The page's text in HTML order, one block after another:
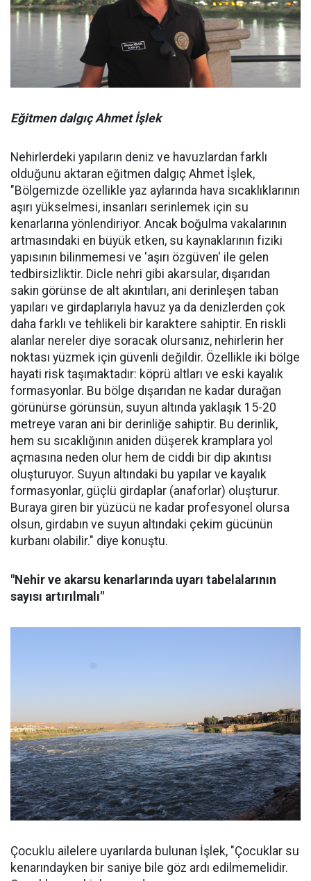
Eğitmen dalgıç Ahmet İşlek
Nehirlerdeki yapıların deniz ve havuzlardan farklı
olduğunu aktaran eğitmen dalgıç Ahmet İşlek,
"Bölgemizde özellikle yaz aylarında hava sıcaklıklarının
aşırı yükselmesi, insanları serinlemek için su
kenarlarına yönlendiriyor. Ancak boğulma vakalarının
artmasındaki en büyük etken, su kaynaklarının fiziki
yapısının bilinmemesi ve 'aşırı özgüven' ile gelen
tedbirsizliktir. Dicle nehri gibi akarsular, dışarıdan
sakin görünse de alt akıntıları, ani derinleşen taban
yapıları ve girdaplarıyla havuz ya da denizlerden çok
daha farklı ve tehlikeli bir karaktere sahiptir. En riskli
alanlar nereler diye soracak olursanız, nehirlerin her
noktası yüzmek için güvenli değildir. Özellikle iki bölge
hayati risk taşımaktadır: köprü altları ve eski kayalık
formasyonlar. Bu bölge dışarıdan ne kadar durağan
görünürse görünsün, suyun altında yaklaşık 15-20
metreye varan ani bir derinliğe sahiptir. Bu derinlik,
hem su sıcaklığının aniden düşerek kramplara yol
açmasına neden olur hem de ciddi bir dip akıntısı
oluşturuyor. Suyun altındaki bu yapılar ve kayalık
formasyonlar, güçlü girdaplar (anaforlar) oluşturur.
Buraya giren bir yüzücü ne kadar profesyonel olursa
olsun, girdabın ve suyun altındaki çekim gücünün
kurbanı olabilir." diye konuştu.
"Nehir ve akarsu kenarlarında uyarı tabelalarının
sayısı artırılmalı"
Çocuklu ailelere uyarılarda bulunan İşlek, "Çocuklar su
kenarındayken bir saniye bile göz ardı edilmemelidir.